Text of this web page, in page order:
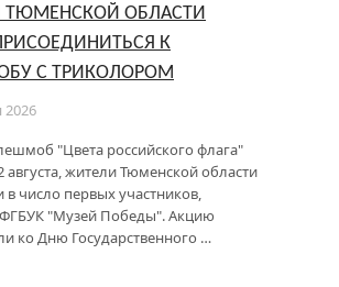
ТЮМЕНСКОЙ ОБЛАСТИ
К
С ТРИКОЛОРОМ
"Цвета российского флага"
августа, жители Тюменской области
число первых участников,
"Музей Победы". Акцию
ко Дню Государственного …